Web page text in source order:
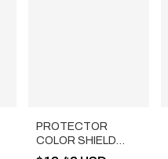
PROTECTOR
COLOR SHIELD
AZUL STANDARD